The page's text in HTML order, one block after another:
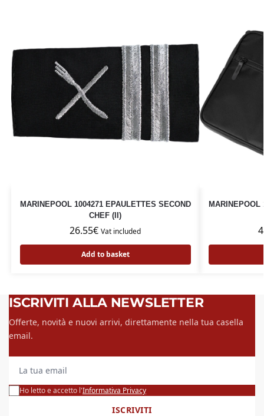
MARINEPOOL 1004271 EPAULETTES SECOND
CHEF (II)
26.55€ Vat included
Add to basket
MARINEPOOL
ISCRIVITI ALLA NEWSLETTER
Offerte, novità e nuovi arrivi, direttamente nella tua casella
email.
Ho letto e accetto l'Informativa Privacy
ISCRIVITI